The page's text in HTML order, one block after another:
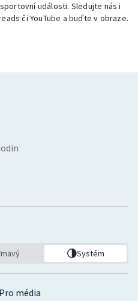
události. Sledujte nás i
či YouTube a buďte v obraze.
Pro média
Systém